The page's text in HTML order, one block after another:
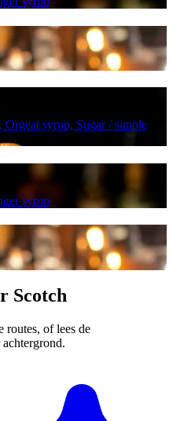
syrup, Sugar / simple
syrup
Scotch
routes, of lees de